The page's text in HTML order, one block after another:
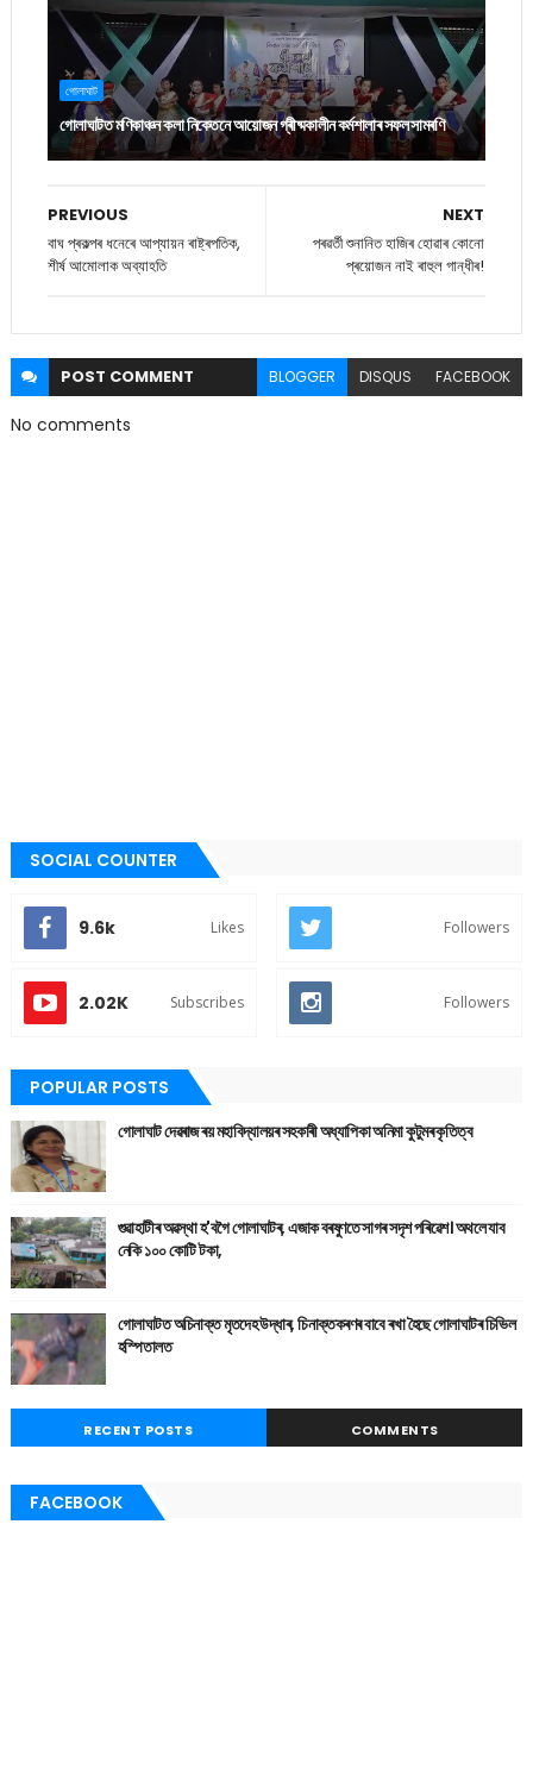
গোলাঘাট
গোলাঘাটত মণিকাঞ্চন কলা নিকেতনে আয়োজন গ্ৰীষ্মকালীন কৰ্মশালাৰ সফল সামৰণি
NEXT
পৰৱৰ্তী শুনানিত হাজিৰ হোৱাৰ কোনো
প্ৰয়োজন নাই ৰাহুল গান্ধীৰ!
PREVIOUS
বাঘ প্ৰকল্পৰ ধনেৰে আপ্যায়ন ৰাষ্ট্ৰপতিক,
শীৰ্ষ আমোলাক অব্যাহতি
POST COMMENT BLOGGER DISQUS FACEBOOK
No comments
SOCIAL COUNTER
9.6k Likes Followers
2.02K Subscribes Followers
POPULAR POSTS
গোলাঘাট দেৱৰাজ ৰয় মহাবিদ্যালয়ৰ সহকাৰী অধ্যাপিকা অনিমা কুটুমৰ কৃতিত্ব
গুৱাহাটীৰ অৱস্থা হ'বগৈ গোলাঘাটৰ, এজাক বৰষুণতে সাগৰ সদৃশ পৰিৱেশ। অথলে যাব
নেকি ১০০ কোটি টকা,
গোলাঘাটত অচিনাক্ত মৃতদেহ উদ্ধাৰ, চিনাক্তকৰণৰ বাবে ৰখা হৈছে গোলাঘাটৰ চিভিল
হস্পিতালত
RECENT POSTS COMMENTS
FACEBOOK